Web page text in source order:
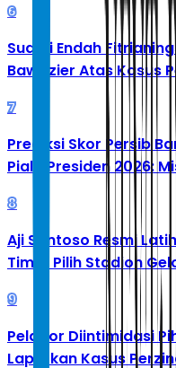
6
Suami Endah
Bawazier Atas Kasus
7
Prediksi Skor Persib
Piala Presiden 2026:
8
Aji Santoso Resmi
Timur Pilih Stadion
9
Pelapor Diintimidasi
Laporkan Kasus